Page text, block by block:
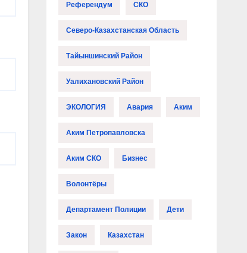
Референдум СКО
Северо-Казахстанская Область
Тайыншинский Район
Уалихановский Район
ЭКОЛОГИЯ Авария Аким
Аким Петропавловска
Аким СКО Бизнес
Волонтёры
Департамент Полиции Дети
Закон Казахстан